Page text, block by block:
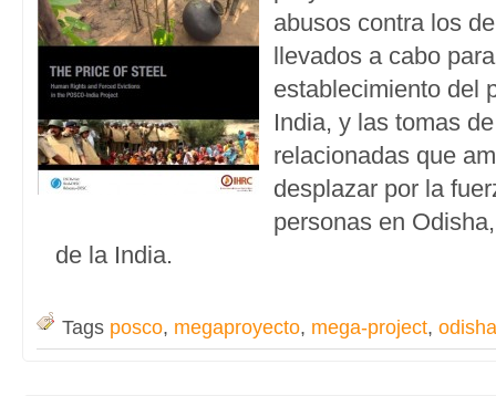
abusos contra los
llevados a cabo
establecimiento del
India, y las tomas
relacionadas que
desplazar por la
personas en
de la India.
Tags posco, megaproyecto, mega-project, odisha